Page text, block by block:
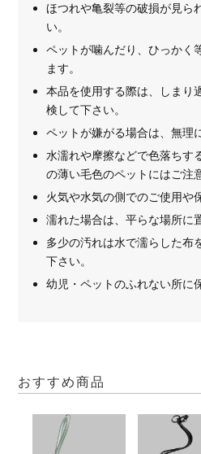
ほつれや亀裂等の破損が見ら
い。
ペットが噛んだり、ひっかく
ます。
本品を使用する際は、しまり
検して下さい。
ペットが嫌がる場合は、無理
水濡れや摩擦などで色落ちす
の薄い毛色のペットにはご注
火気や水気の側でのご使用や
濡れた場合は、平らな場所に
多少の汚れは水で濡らした布
下さい。
幼児・ペットのふれない所に
おすすめ商品